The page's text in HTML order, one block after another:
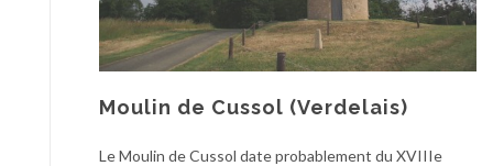
Moulin de Cussol (Verdelais)
Le Moulin de Cussol date probablement du XVIIIe